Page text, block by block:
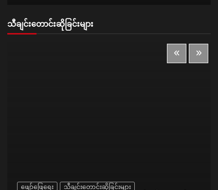
သီချင်းတောင်းဆိုခြင်းများ
ဖျော်ဖြေရေး သီချင်းတောင်းဆိုခြင်းများ